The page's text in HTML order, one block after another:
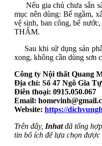
Nếu gia chủ chưa sẵn
mục nên dùng: Bể ngầm,
vệ sinh, ban công, bể
THẤM.
Sau khi sử dụng sản
xong, không cần dùng sơn
Công ty Nội thất Quang
Địa chỉ: Số 47 Ngô Gia
Điên thoại: 0915.050.067
Email:
Website: https://
Trên đây, Inhatđã tổng
tin bổ ích để lựa chọn